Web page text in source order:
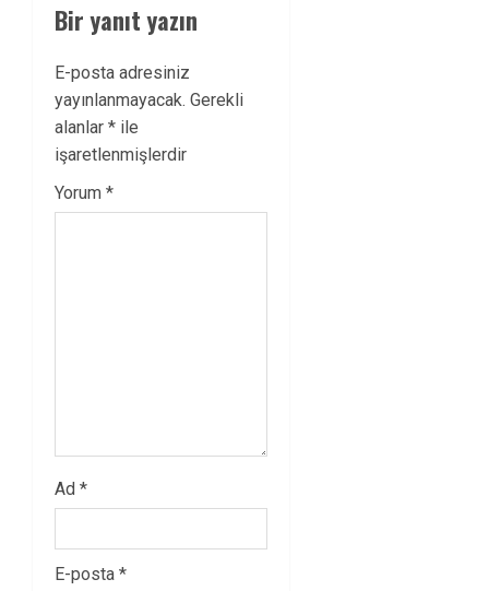
Bir yanıt yazın
E-posta adresiniz
yayınlanmayacak. Gerekli
alanlar * ile
işaretlenmişlerdir
Yorum *
Ad *
E-posta *